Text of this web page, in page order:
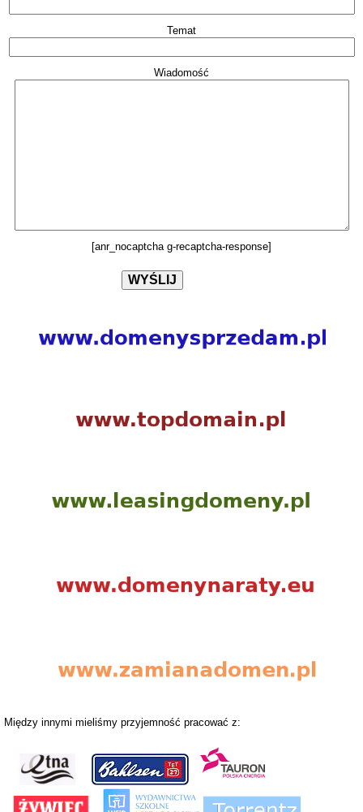
Temat
Wiadomość
[anr_nocaptcha g-recaptcha-response]
Między innymi mieliśmy przyjemność pracować z: